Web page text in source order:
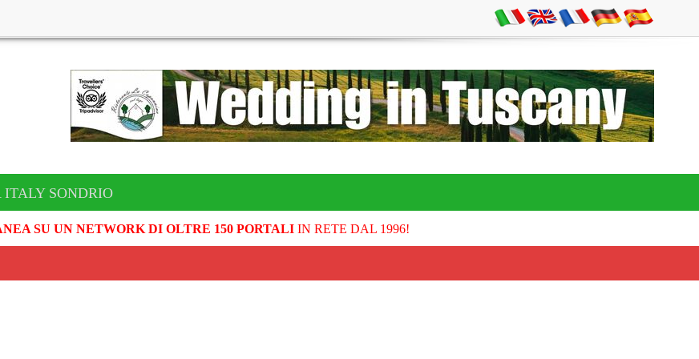
SONDRIO
SU UN NETWORK DI OLTRE 150 PORTALIIN RETE DAL 1996!